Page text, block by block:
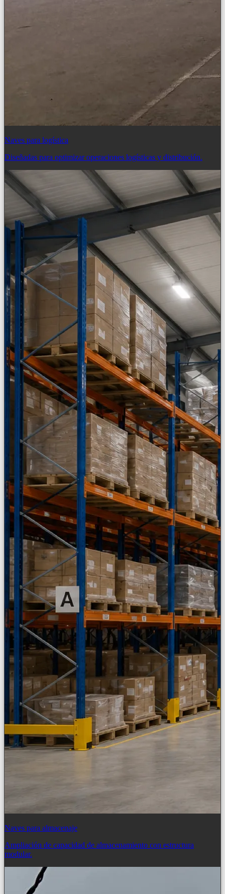
Naves para logística
Diseñadas para optimizar operaciones logísticas y distribución.
Naves para almacenaje
Ampliación de capacidad de almacenamiento con estructura
modular.